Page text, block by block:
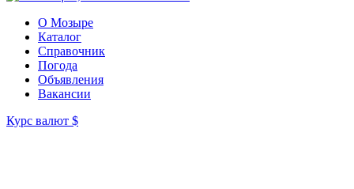
О Мозыре
Каталог
Справочник
Погода
Объявления
Вакансии
Курс валют $